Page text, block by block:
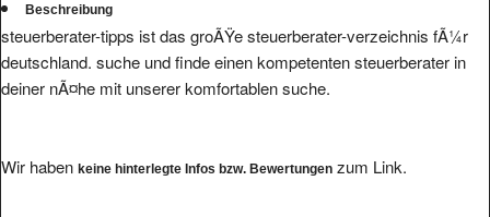
Beschreibung
steuerberater-tipps ist das groÃŸe steuerberater-verzeichnis fÃ¼r
deutschland. suche und finde einen kompetenten steuerberater in
deiner nÃ¤he mit unserer komfortablen suche.
Wir haben keine hinterlegte Infos bzw. Bewertungen zum Link.